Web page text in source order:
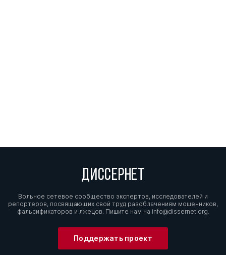
ДИССЕРНЕТ
Вольное сетевое сообщество экспертов, исследователей и
репортеров, посвящающих свой труд разоблачениям мошенников,
фальсификаторов и лжецов. Пишите нам на info@dissernet.org.
Поддержать проект